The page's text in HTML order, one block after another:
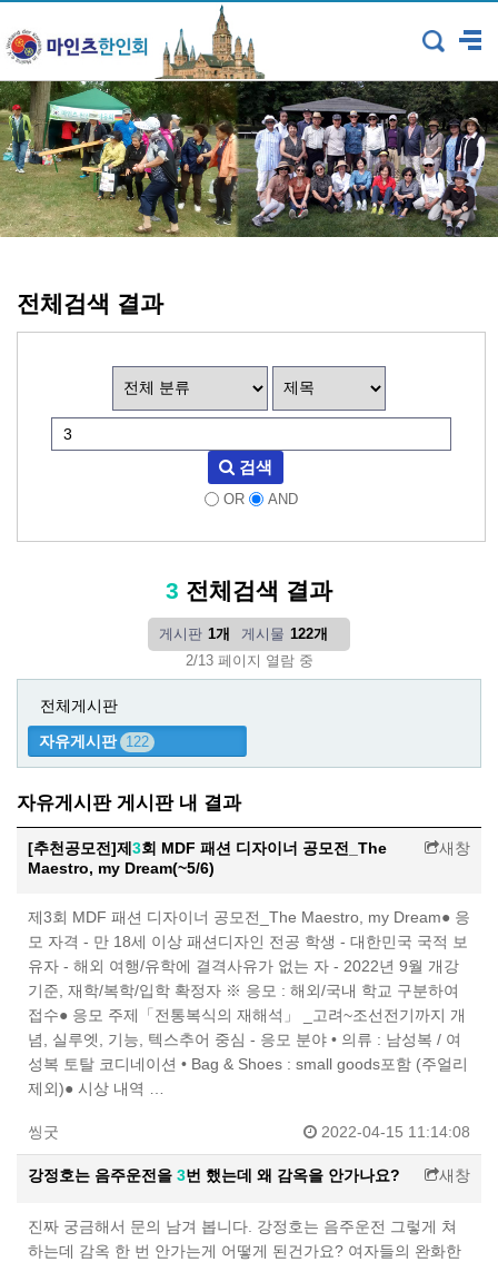
전체검색 결과
검색
OR AND
3 전체검색 결과
게시판 1개 게시물 122개
2/13 페이지 열람 중
전체게시판
자유게시판 122
자유게시판 게시판 내 결과
[추천공모전]제 3회 MDF 패션 디자이너 공모전_The
Maestro, my Dream(~5/6)
새창
제3회 MDF 패션 디자이너 공모전_The Maestro, my Dream● 응
모 자격 - 만 18세 이상 패션디자인 전공 학생 - 대한민국 국적 보
유자 - 해외 여행/유학에 결격사유가 없는 자 - 2022년 9월 개강
기준, 재학/복학/입학 확정자 ※ 응모 : 해외/국내 학교 구분하여
접수● 응모 주제「전통복식의 재해석」 _고려~조선전기까지 개
념, 실루엣, 기능, 텍스추어 중심 - 응모 분야 • 의류 : 남성복 / 여
성복 토탈 코디네이션 • Bag & Shoes : small goods포함 (주얼리
제외)● 시상 내역 …
씽굿 2022-04-15 11:14:08
강정호는 음주운전을 3번 했는데 왜 감옥을 안가나요? 새창
진짜 궁금해서 문의 남겨 봅니다. 강정호는 음주운전 그렇게 쳐
하는데 감옥 한 번 안가는게 어떻게 된건가요? 여자들의 완화한